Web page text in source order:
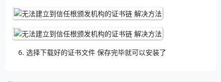
选择下载好的证书文件 保存完毕就可以安装了